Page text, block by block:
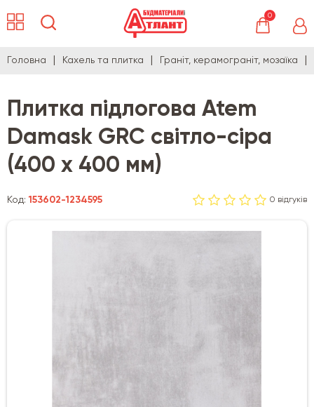
0
Головна Кахель та плитка Граніт, керамограніт, мозаїка
Плитка підлогова Atem
Damask GRC світло-сіра
(400 x 400 мм)
Код:153602-1234595 0 відгуків